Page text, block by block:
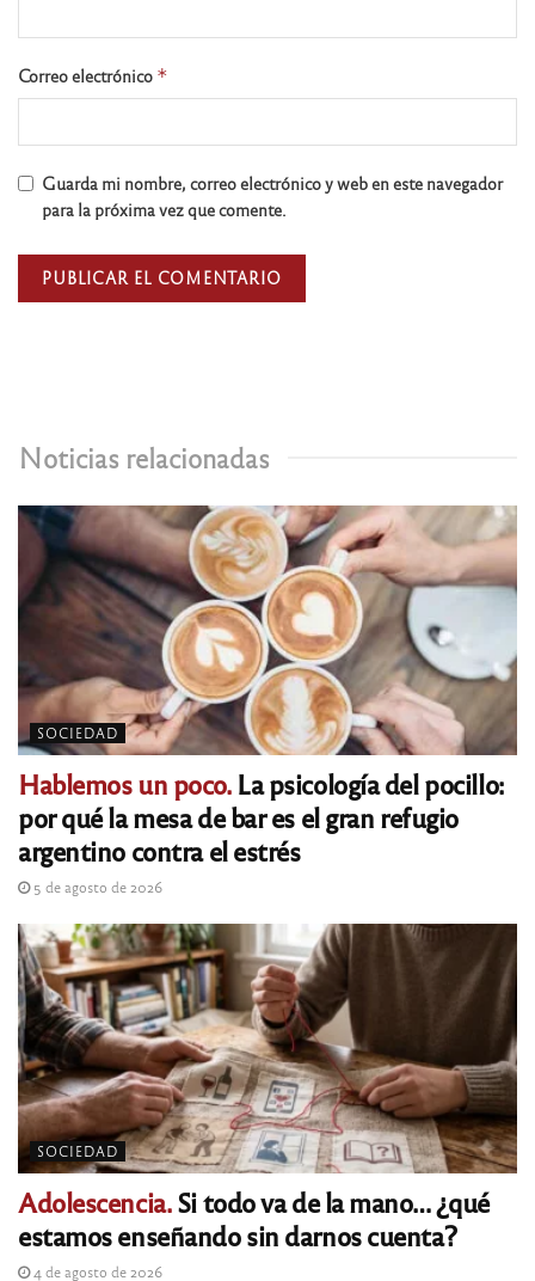
Noticias relacionadas
SOCIEDAD
Hablemos un poco.La psicología del pocillo:
por qué la mesa de bar es el gran refugio
argentino contra el estrés
5 de agosto de 2026
SOCIEDAD
Adolescencia.Si todo va de la mano… ¿qué
estamos enseñando sin darnos cuenta?
4 de agosto de 2026
Correo electrónico *
Guarda mi nombre, correo electrónico y web en este navegador
para la próxima vez que comente.